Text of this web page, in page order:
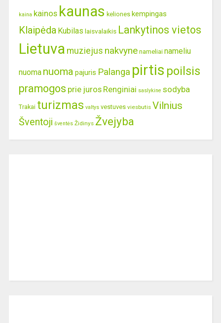
kaina kainos kaunas keliones kempingas
Klaipėda Kubilas laisvalaikis Lankytinos vietos
Lietuva muziejus nakvyne nameliai nameliu
nuoma nuoma pajuris Palanga pirtis poilsis
pramogos prie juros Renginiai saslykine sodyba
Trakai turizmas valtys vestuves viesbutis Vilnius
Šventoji šventės Židinys Žvejyba